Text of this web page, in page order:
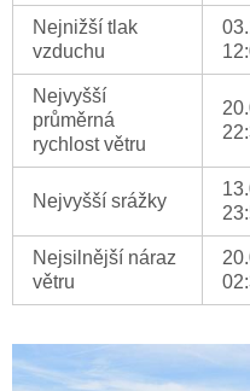
Nejnižší tlak
vzduchu
Nejvyšší
průměrná
rychlost větru
Nejvyšší srážky
Nejsilnější náraz
větru